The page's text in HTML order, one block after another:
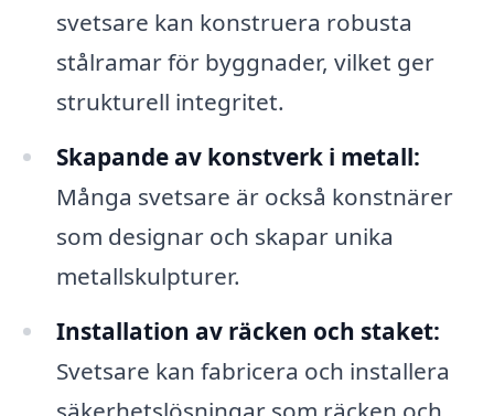
svetsare kan konstruera robusta
stålramar för byggnader, vilket ger
strukturell integritet.
Skapande av konstverk i metall:
Många svetsare är också konstnärer
som designar och skapar unika
metallskulpturer.
Installation av räcken och staket:
Svetsare kan fabricera och installera